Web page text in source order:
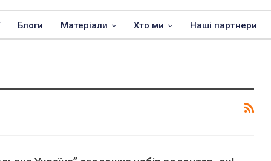
Блоги Матеріали Хто ми Наші партнери